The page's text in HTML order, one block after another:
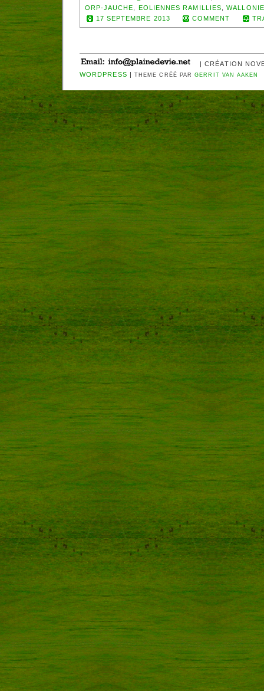
ORP-JAUCHE
EOLIENNES RAMILLIES ,
17 SEPTEMBRE 2013
COMMENT
| CRÉATION
WORDPRESS | THEME CRÉÉ PARGERRIT VAN AAKEN